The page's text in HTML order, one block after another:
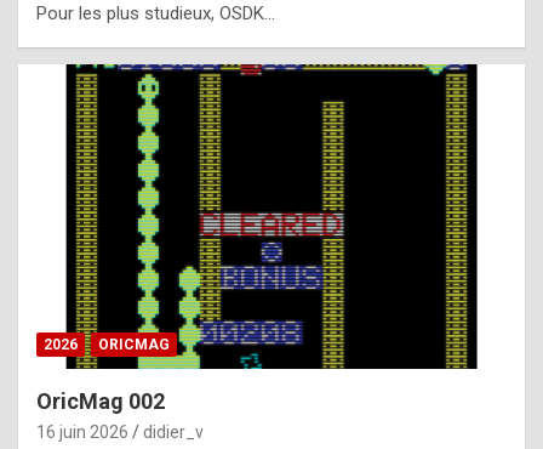
u
l
y
d
i
ff
i
Pour les plus studieux, OSDK…
2026 ORICMAG
OricMag 002
16 juin 2026 didier_v